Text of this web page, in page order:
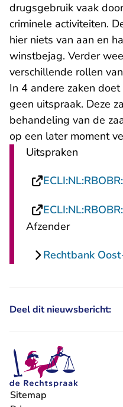
drugsgebruik vaak
criminele activiteiten.
hier niets van aan en
winstbejag. Verder
verschillende rollen
In 4 andere zaken
geen uitspraak. Deze
behandeling van de
op een later moment
Uitspraken
Afzender
Rechtbank
Deel dit nieuwsbericht:
Sitemap